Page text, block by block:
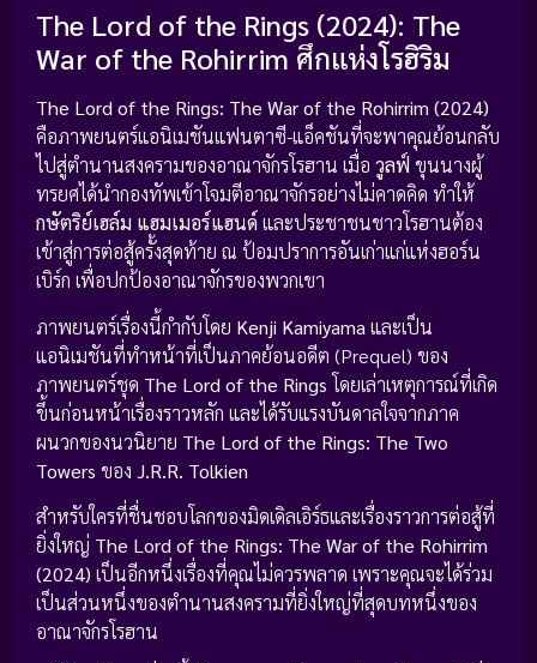
The Lord of the Rings (2024): The
War of the Rohirrim ศึกแห่งโรฮิริม
The Lord of the Rings: The War of the Rohirrim (2024)
คือภาพยนตร์แอนิเมชันแฟนตาซี-แอ็คชันที่จะพาคุณย้อนกลับ
ไปสู่ตำนานสงครามของอาณาจักรโรฮาน เมื่อ วูลฟ์ ขุนนางผู้
ทรยศได้นำกองทัพเข้าโจมตีอาณาจักรอย่างไม่คาดคิด ทำให้
กษัตริย์เฮล์ม แฮมเมอร์แฮนด์ และประชาชนชาวโรฮานต้อง
เข้าสู่การต่อสู้ครั้งสุดท้าย ณ ป้อมปราการอันเก่าแก่แห่งฮอร์น
เบิร์ก เพื่อปกป้องอาณาจักรของพวกเขา
ภาพยนตร์เรื่องนี้กำกับโดย Kenji Kamiyama และเป็น
แอนิเมชันที่ทำหน้าที่เป็นภาคย้อนอดีต (Prequel) ของ
ภาพยนตร์ชุด The Lord of the Rings โดยเล่าเหตุการณ์ที่เกิด
ขึ้นก่อนหน้าเรื่องราวหลัก และได้รับแรงบันดาลใจจากภาค
ผนวกของนวนิยาย The Lord of the Rings: The Two
Towers ของ J.R.R. Tolkien
สำหรับใครที่ชื่นชอบโลกของมิดเดิลเอิร์ธและเรื่องราวการต่อสู้ที่
ยิ่งใหญ่ The Lord of the Rings: The War of the Rohirrim
(2024) เป็นอีกหนึ่งเรื่องที่คุณไม่ควรพลาด เพราะคุณจะได้ร่วม
เป็นส่วนหนึ่งของตำนานสงครามที่ยิ่งใหญ่ที่สุดบทหนึ่งของ
อาณาจักรโรฮาน